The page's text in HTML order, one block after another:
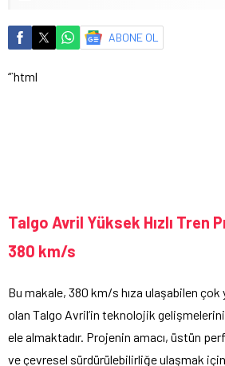
ABONE OL
“`html
Talgo Avril Yüksek Hızlı Tren
380 km/s
Bu makale, 380 km/s hıza ulaşabilen çok
olan Talgo Avril’in teknolojik
ele almaktadır. Projenin amacı, üstün
ve çevresel sürdürülebilirliğe ulaşmak